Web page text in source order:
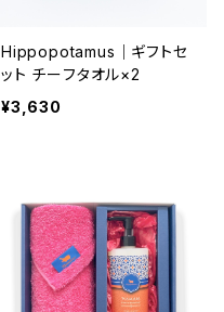
Hippopotamus｜ギフトセ
ット チーフタオル×2
¥3,630